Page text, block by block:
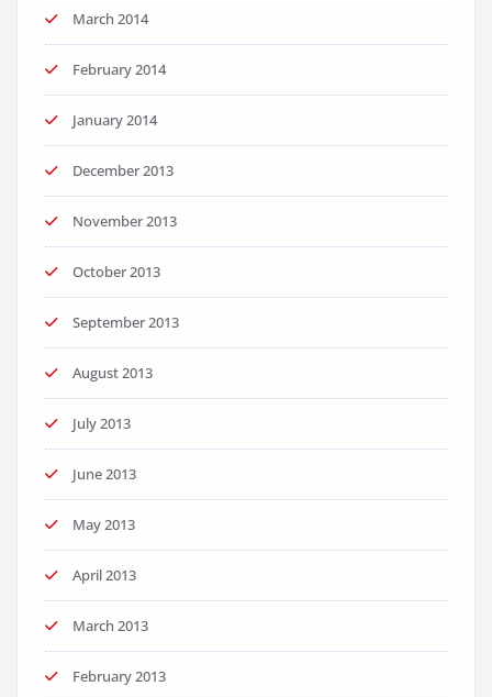
March 2014
February 2014
January 2014
December 2013
November 2013
October 2013
September 2013
August 2013
July 2013
June 2013
May 2013
April 2013
March 2013
February 2013